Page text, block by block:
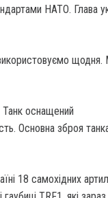
НАТО. Глава
оснащений
Основна зброя
18 самохідних